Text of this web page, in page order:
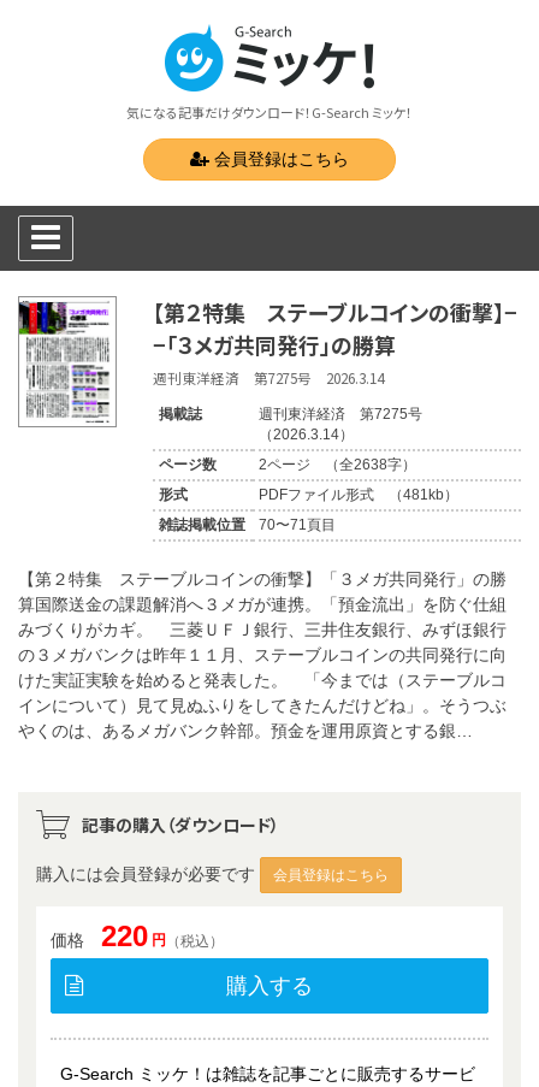
気になる記事だけダウンロード！G-Search ミッケ！
会員登録はこちら
【第２特集 ステーブルコインの衝撃】−
−「３メガ共同発行」の勝算
週刊東洋経済 第7275号 2026.3.14
掲載誌
週刊東洋経済 第7275号
（2026.3.14）
ページ数
2ページ （全2638字）
形式
PDFファイル形式 （481kb）
雑誌掲載位置
70〜71頁目
【第２特集 ステーブルコインの衝撃】「３メガ共同発行」の勝
算国際送金の課題解消へ３メガが連携。「預金流出」を防ぐ仕組
みづくりがカギ。 三菱ＵＦＪ銀行、三井住友銀行、みずほ銀行
の３メガバンクは昨年１１月、ステーブルコインの共同発行に向
けた実証実験を始めると発表した。 「今までは（ステーブルコ
インについて）見て見ぬふりをしてきたんだけどね」。そうつぶ
やくのは、あるメガバンク幹部。預金を運用原資とする銀…
記事の購入（ダウンロード）
購入には会員登録が必要です 会員登録はこちら
価格 220 円 （税込）
購入する
G-Search ミッケ！は雑誌を記事ごとに販売するサービ